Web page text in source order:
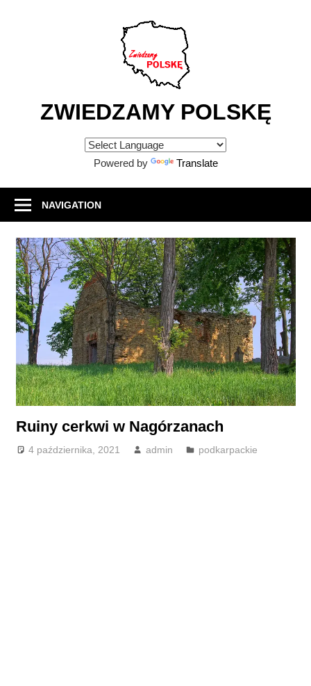
ZWIEDZAMY POLSKĘ
Powered by Translate
NAVIGATION
Ruiny cerkwi w Nagórzanach
4 października, 2021 admin podkarpackie